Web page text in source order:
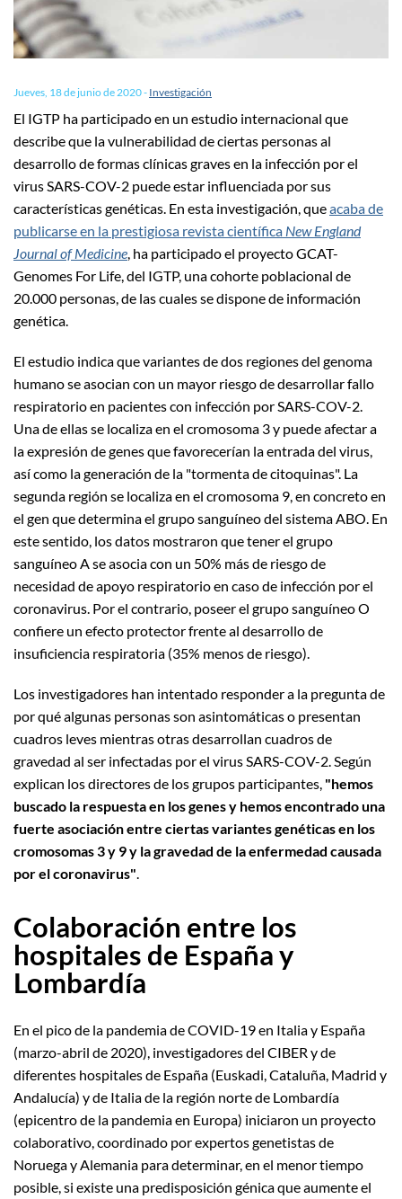
Jueves, 18 de junio de 2020- Investigación
El IGTP ha participado en un estudio internacional que
describe que la vulnerabilidad de ciertas personas al
desarrollo de formas clínicas graves en la infección por el
virus SARS-COV-2 puede estar influenciada por sus
características genéticas. En esta investigación, queacaba de
publicarse en la prestigiosa revista científica New England
Journal of Medicine, ha participado el proyecto GCAT-
Genomes For Life, del IGTP, una cohorte poblacional de
20.000 personas, de las cuales se dispone de información
genética.
El estudio indica que variantes de dos regiones del genoma
humano se asocian con un mayor riesgo de desarrollar fallo
respiratorio en pacientes con infección por SARS-COV-2.
Una de ellas se localiza en el cromosoma 3 y puede afectar a
la expresión de genes que favorecerían la entrada del virus,
así como la generación de la "tormenta de citoquinas". La
segunda región se localiza en el cromosoma 9, en concreto en
el gen que determina el grupo sanguíneo del sistema ABO. En
este sentido, los datos mostraron que tener el grupo
sanguíneo A se asocia con un 50% más de riesgo de
necesidad de apoyo respiratorio en caso de infección por el
coronavirus. Por el contrario, poseer el grupo sanguíneo O
confiere un efecto protector frente al desarrollo de
insuficiencia respiratoria (35% menos de riesgo).
Los investigadores han intentado responder a la pregunta de
por qué algunas personas son asintomáticas o presentan
cuadros leves mientras otras desarrollan cuadros de
gravedad al ser infectadas por el virus SARS-COV-2. Según
explican los directores de los grupos participantes, "hemos
buscado la respuesta en los genes y hemos encontrado una
fuerte asociación entre ciertas variantes genéticas en los
cromosomas 3 y 9 y la gravedad de la enfermedad causada
por el coronavirus".
Colaboración entre los
hospitales de España y
Lombardía
En el pico de la pandemia de COVID-19 en Italia y España
(marzo-abril de 2020), investigadores del CIBER y de
diferentes hospitales de España (Euskadi, Cataluña, Madrid y
Andalucía) y de Italia de la región norte de Lombardía
(epicentro de la pandemia en Europa) iniciaron un proyecto
colaborativo, coordinado por expertos genetistas de
Noruega y Alemania para determinar, en el menor tiempo
posible, si existe una predisposición génica que aumente el